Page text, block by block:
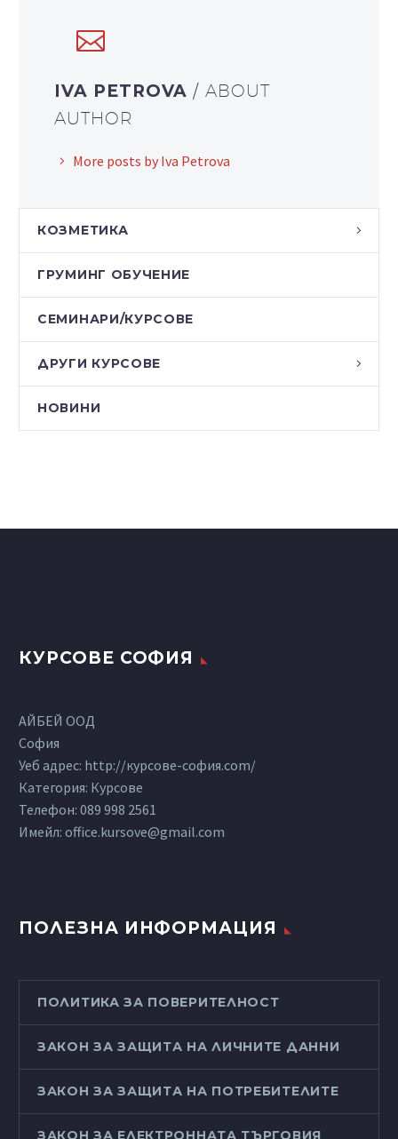
IVA PETROVA / ABOUT
AUTHOR
More posts by Iva Petrova
КОЗМЕТИКА
ГРУМИНГ ОБУЧЕНИЕ
СЕМИНАРИ/КУРСОВЕ
ДРУГИ КУРСОВЕ
НОВИНИ
КУРСОВЕ СОФИЯ
АЙБЕЙ ООД
София
Уеб адрес: http://курсове-софия.com/
Категория: Курсове
Телефон: 089 998 2561
Имейл: office.kursove@gmail.com
ПОЛЕЗНА ИНФОРМАЦИЯ
ПОЛИТИКА ЗА ПОВЕРИТЕЛНОСТ
ЗАКОН ЗА ЗАЩИТА НА ЛИЧНИТЕ ДАННИ
ЗАКОН ЗА ЗАЩИТА НА ПОТРЕБИТЕЛИТЕ
ЗАКОН ЗА ЕЛЕКТРОННАТА ТЪРГОВИЯ